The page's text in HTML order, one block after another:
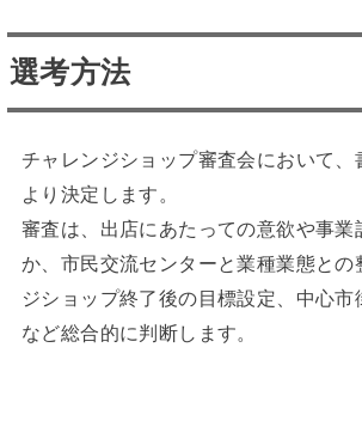
選考方法
チャレンジショップ審査会において、
より決定します。
審査は、出店にあたっての意欲や事業
か、市民交流センターと業種業態との
ジショップ終了後の目標設定、中心
など総合的に判断します。